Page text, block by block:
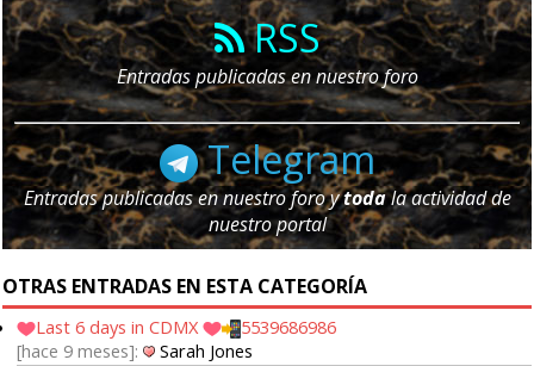
RSS
Entradas publicadas en nuestro foro
Telegram
Entradas publicadas en nuestro foro ytodala actividad de
nuestro portal
OTRAS ENTRADAS EN ESTA CATEGORÍA
Last 6 days in CDMX
5539686986
hace 9 meses
Sarah Jones